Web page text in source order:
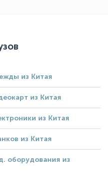
из Китая
из Китая
из Китая
из Китая
оборудования из